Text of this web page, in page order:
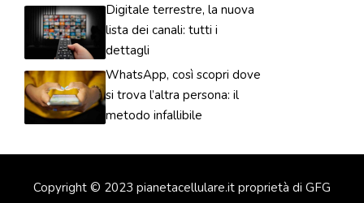
Digitale terrestre, la nuova
lista dei canali: tutti i
dettagli
WhatsApp, così scopri dove
si trova l’altra persona: il
metodo infallibile
Copyright © 2023 pianetacellulare.it proprietà di GFG